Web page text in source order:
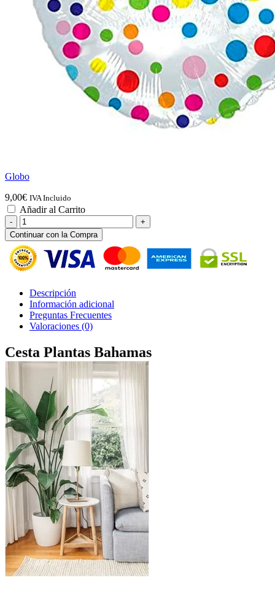
Globo
9,00€ IVA Incluido
Añadir al Carrito
Cesta
Plantas
Bahamas
cantidad
Continuar con la Compra
Descripción
Información adicional
Preguntas Frecuentes
Valoraciones (0)
Cesta Plantas Bahamas